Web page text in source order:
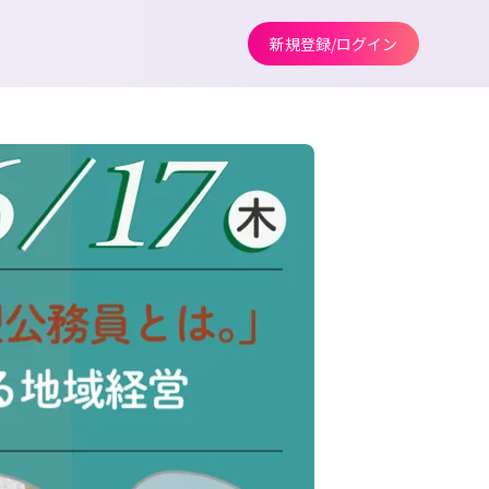
新規登録/ログイン